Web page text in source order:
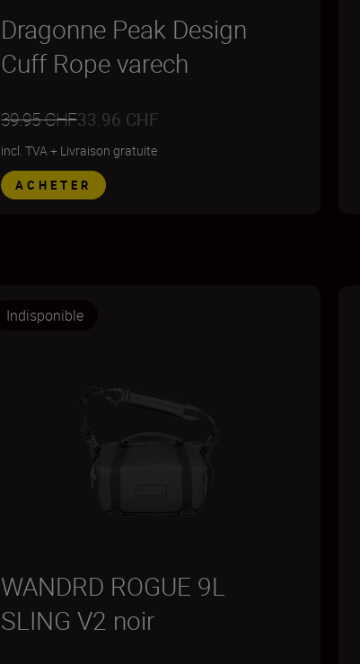
Dragonne Peak Design
Cuff Rope varech
39.95 CHF33.96 CHF
incl. TVA+ Livraison gratuite
ACHETER
Indisponible
WANDRD ROGUE 9L
SLING V2 noir